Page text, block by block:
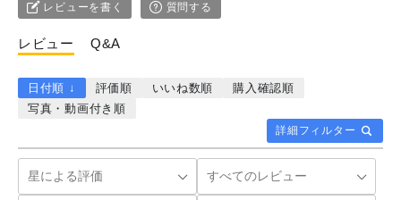
レビューを書く 質問する
レビュー Q&A
詳細フィルター
日付順 ↓ 評価順 いいね数順
購入確認順
写真・動画付き順